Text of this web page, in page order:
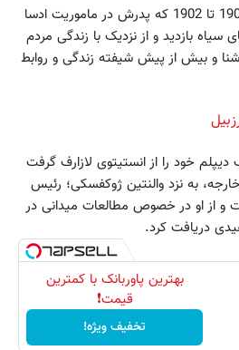
نیکیتین در طول سال‌های 1900 تا 1902 که پدرش در ماموریت ادسا
سیاه بازدید و از نزدیک با زندگی مردم
و بیش از پیش شیفته زندگی و روابط
در سال 1907 مدرک دیپلم خود را از انستیتوی لازارف گرفت
به نزد والنتین ژوکفسکی؛ رئیس
و از او در خصوص مطالعات میدانی در
دریافت کرد.
بهترین پاوربانک با کمترین
قیمت❗
تخفیف ویژه!